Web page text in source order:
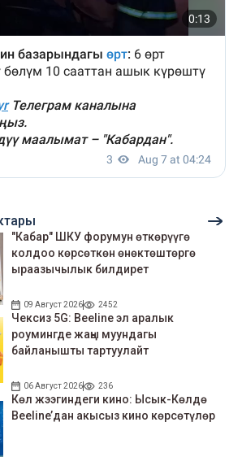
"Кабар" ШКУ форумун өткөрүүгө
колдоо көрсөткөн өнөктөштөргө
ыраазычылык билдирет
09 Август 2026 2452
Чексиз 5G: Beeline эл аралык
роумингде жаңы муундагы
байланышты тартуулайт
06 Август 2026 236
Көл жээгиндеги кино: Ысык-Көлдө
Beeline’дан акысыз кино көрсөтүлөр